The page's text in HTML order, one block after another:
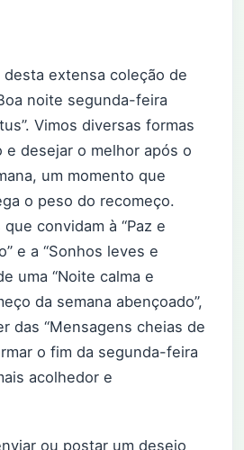
desta extensa coleção de
noite segunda-feira
Vimos diversas formas
desejar o melhor após o
um momento que
o peso do recomeço.
convidam à “Paz e
e a “Sonhos leves e
uma “Noite calma e
da semana abençoado”,
das “Mensagens cheias de
o fim da segunda-feira
acolhedor e
ou postar um desejo